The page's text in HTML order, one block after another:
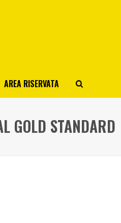
AREA RISERVATA
GOLD STANDARD